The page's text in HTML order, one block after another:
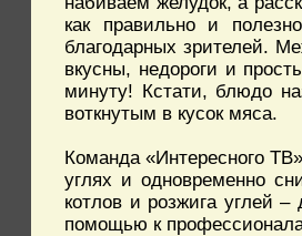
как правильно и
благодарных зрителей.
вкусны, недороги и
минуту! Кстати, блюдо
воткнутым в кусок мяса.
Команда «Интересного
углях и одновременно
котлов и розжига углей
помощью к